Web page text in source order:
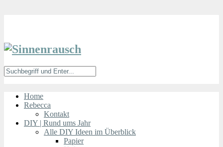
Home
Rebecca
Kontakt
DIY | Rund ums Jahr
Alle DIY Ideen im Überblick
Papier